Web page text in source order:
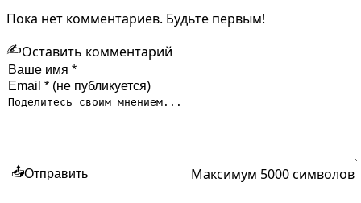
Пока нет комментариев. Будьте первым!
✍️Оставить комментарий
📤Отправить Максимум 5000 символов